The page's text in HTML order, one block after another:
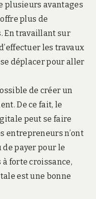
plusieurs avantages
plus de
En travaillant sur
les travaux
déplacer pour aller
de créer un
De ce fait, le
peut se faire
entrepreneurs n’ont
de payer pour le
forte croissance,
est une bonne